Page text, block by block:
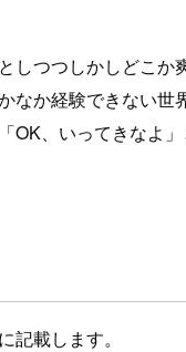
つつしかしどこ
か経験できない
、いってきなよ
載します。